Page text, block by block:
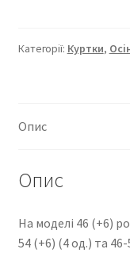
Категорії: Куртки,
Опис
Опис
На моделі 46 (+6)
54 (+6) (4 од.) та